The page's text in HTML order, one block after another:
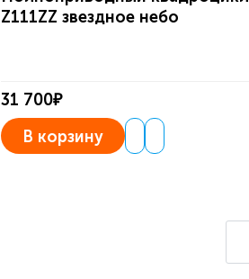
Z111ZZ звездное небо
31 700₽
В корзину